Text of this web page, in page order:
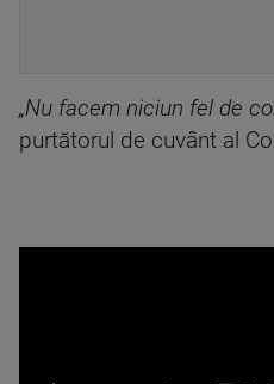
„Nu facem niciun fel de
purtătorul de cuvânt al